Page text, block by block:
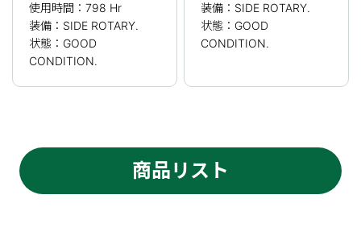
使用時間：798 Hr
装備：SIDE ROTARY.
状態：GOOD
CONDITION.
装備：SIDE ROTARY.
状態：GOOD
CONDITION.
商品リスト